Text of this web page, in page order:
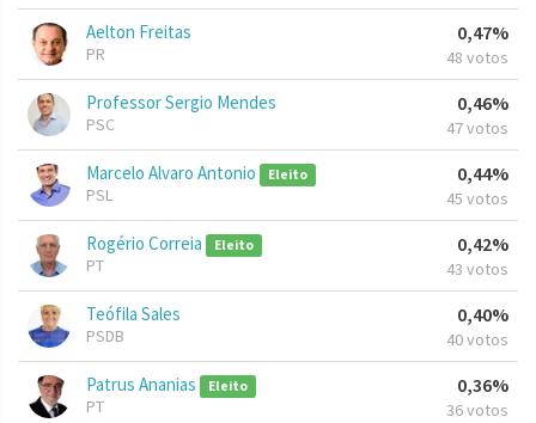
Aelton Freitas
PR
0,47%
48 votos
Professor Sergio Mendes
PSC
0,46%
47 votos
Marcelo Alvaro Antonio Eleito
PSL
0,44%
45 votos
Rogério Correia Eleito
PT
0,42%
43 votos
Teófila Sales
PSDB
0,40%
40 votos
Patrus Ananias Eleito
PT
0,36%
36 votos